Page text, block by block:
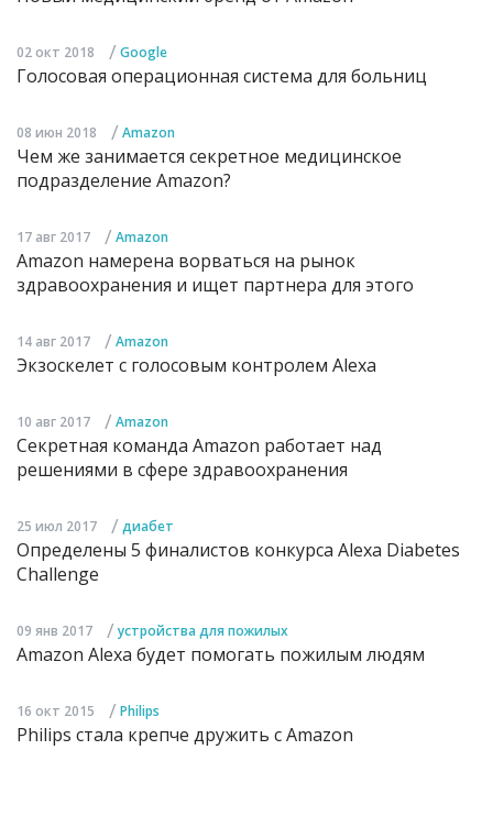
02 окт 2018 / Google
Голосовая операционная система для больниц
08 июн 2018 / Amazon
Чем же занимается секретное медицинское
подразделение Amazon?
17 авг 2017 / Amazon
Amazon намерена ворваться на рынок
здравоохранения и ищет партнера для этого
14 авг 2017 / Amazon
Экзоскелет с голосовым контролем Alexa
10 авг 2017 / Amazon
Секретная команда Amazon работает над
решениями в сфере здравоохранения
25 июл 2017 / диабет
Определены 5 финалистов конкурса Alexa Diabetes
Challenge
09 янв 2017 / устройства для пожилых
Amazon Alexa будет помогать пожилым людям
16 окт 2015 / Philips
Philips стала крепче дружить с Amazon